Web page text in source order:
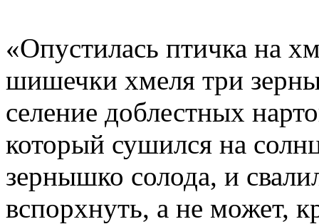
«Опустилась птичка на
шишечки хмеля три
селение доблестных
который сушился на
зернышко солода, и
вспорхнуть, а не может,